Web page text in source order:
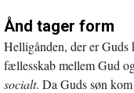
Ånd tager form
Helligånden, der er
fællesskab mellem Gud
socialt. Da Guds søn